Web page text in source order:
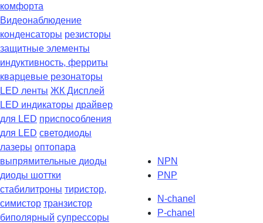
комфорта
Видеонаблюдение
конденсаторы резисторы
защитные элементы
индуктивность, ферриты
кварцевые резонаторы
LED ленты ЖК Дисплей
LED индикаторы драйвер
для LED приспособления
для LED светодиоды
лазеры оптопара
выпрямительные диоды
диоды шоттки
стабилитроны тиристор,
симистор транзистор
биполярный супрессоры
NPN
PNP
N-chanel
P-chanel